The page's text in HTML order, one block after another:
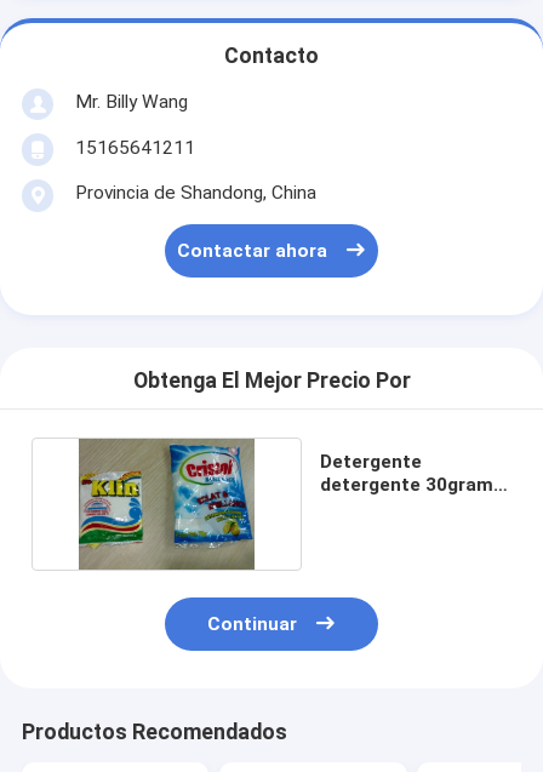
Contacto
Mr. Billy Wang
15165641211
Provincia de Shandong, China
Contactar ahora
Obtenga El Mejor Precio Por
Detergente
detergente 30gram,
Continuar
Productos Recomendados